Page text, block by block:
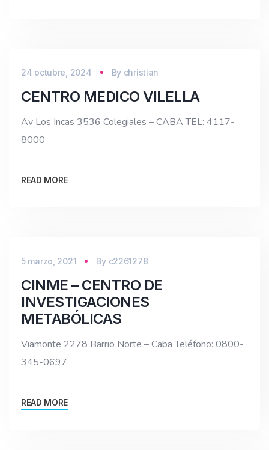
24 octubre, 2024 By christian
CENTRO MEDICO VILELLA
Av Los Incas 3536 Colegiales – CABA TEL: 4117-
8000
READ MORE
5 marzo, 2021 By c2261278
CINME – CENTRO DE
INVESTIGACIONES
METABÓLICAS
Viamonte 2278 Barrio Norte – Caba Teléfono: 0800-
345-0697
READ MORE